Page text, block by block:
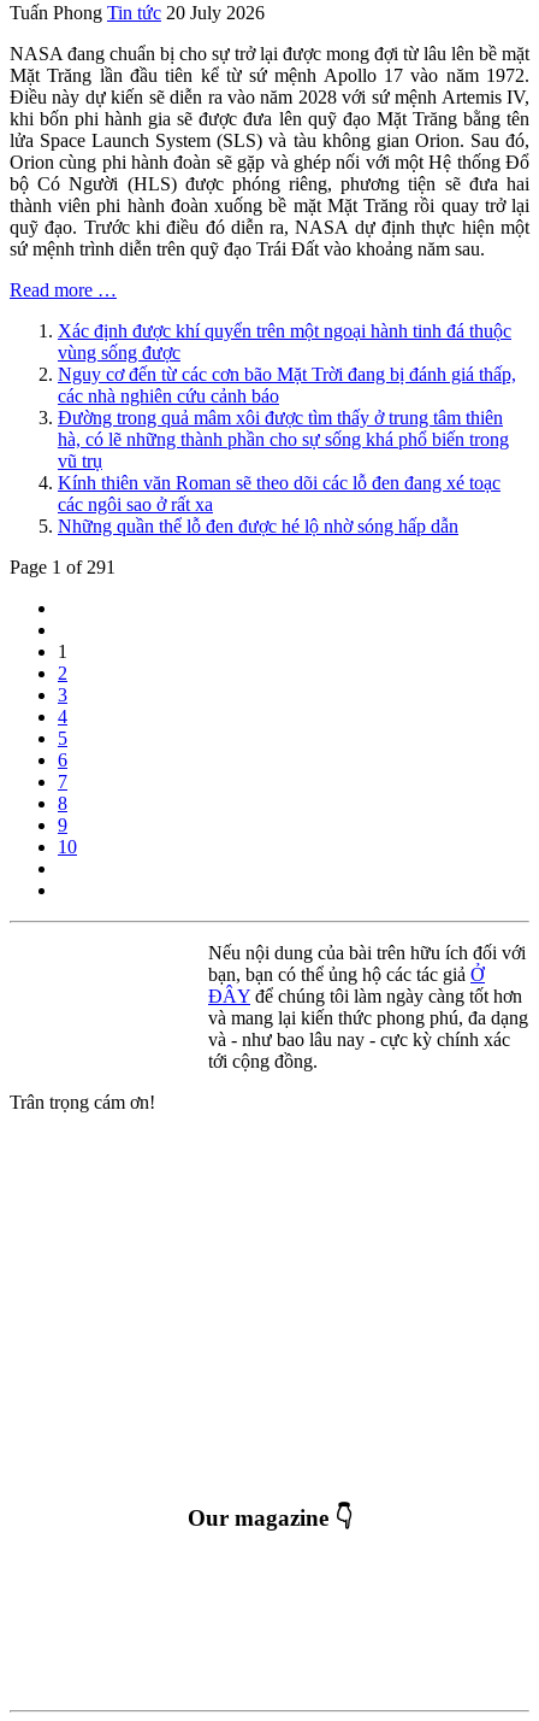
Tuấn Phong Tin tức 20 July 2026
NASA đang chuẩn bị cho sự trở lại được mong đợi từ lâu lên bề mặt
Mặt Trăng lần đầu tiên kể từ sứ mệnh Apollo 17 vào năm 1972.
Điều này dự kiến sẽ diễn ra vào năm 2028 với sứ mệnh Artemis IV,
khi bốn phi hành gia sẽ được đưa lên quỹ đạo Mặt Trăng bằng tên
lửa Space Launch System (SLS) và tàu không gian Orion. Sau đó,
Orion cùng phi hành đoàn sẽ gặp và ghép nối với một Hệ thống Đổ
bộ Có Người (HLS) được phóng riêng, phương tiện sẽ đưa hai
thành viên phi hành đoàn xuống bề mặt Mặt Trăng rồi quay trở lại
quỹ đạo. Trước khi điều đó diễn ra, NASA dự định thực hiện một
sứ mệnh trình diễn trên quỹ đạo Trái Đất vào khoảng năm sau.
Read more …
Xác định được khí quyển trên một ngoại hành tinh đá thuộc
vùng sống được
Nguy cơ đến từ các cơn bão Mặt Trời đang bị đánh giá thấp,
các nhà nghiên cứu cảnh báo
Đường trong quả mâm xôi được tìm thấy ở trung tâm thiên
hà, có lẽ những thành phần cho sự sống khá phổ biến trong
vũ trụ
Kính thiên văn Roman sẽ theo dõi các lỗ đen đang xé toạc
các ngôi sao ở rất xa
Những quần thể lỗ đen được hé lộ nhờ sóng hấp dẫn
Page 1 of 291
1
2
3
4
5
6
7
8
9
10
Nếu nội dung của bài trên hữu ích đối với
bạn, bạn có thể ủng hộ các tác giả Ở
ĐÂY để chúng tôi làm ngày càng tốt hơn
và mang lại kiến thức phong phú, đa dạng
và - như bao lâu nay - cực kỳ chính xác
tới cộng đồng.
Trân trọng cám ơn!
Our magazine 👇